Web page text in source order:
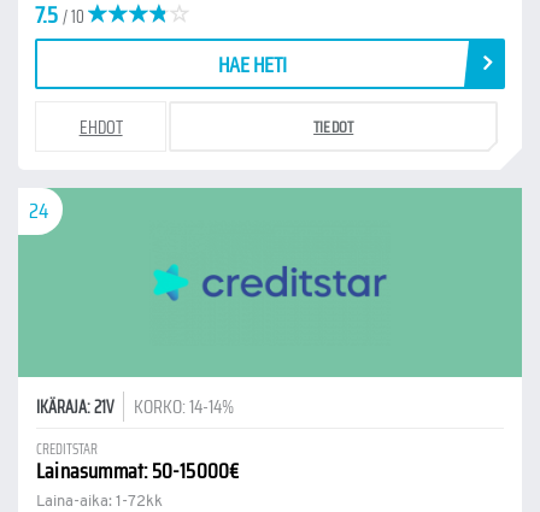
7.5/ 10
HAE HETI
EHDOT TIEDOT
24
IKÄRAJA: 21V KORKO: 14-14%
CREDITSTAR
Lainasummat: 50-15000€
Laina-aika: 1-72kk